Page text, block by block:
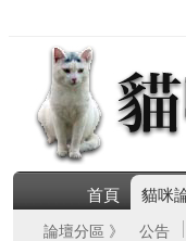
首頁 貓咪
論壇分區 》 公告